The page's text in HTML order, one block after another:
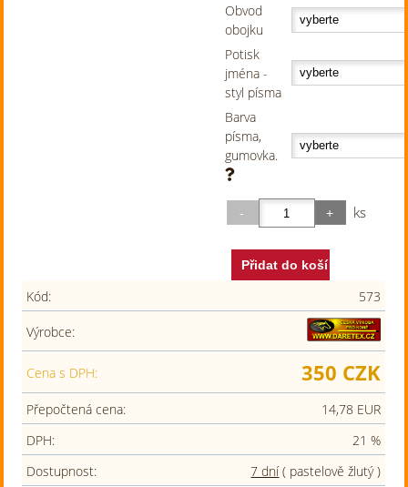
Obvod
obojku
Potisk
jména -
styl písma
Barva
písma,
gumovka.
ks
Kód: 573
Výrobce:
Cena s DPH: 350 CZK
Přepočtená cena:
14,78 EUR
DPH:
21 %
Dostupnost:
7 dní ( pastelově žlutý )